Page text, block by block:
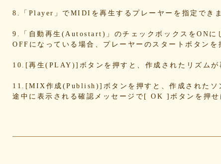
62a6327de0
628225f82f 52edae9aa8 18f5335287
a0d1cb27ad 89e6983403 8533fa9130 781846e9cb
4e887b24b9 3ead6ea83a 08f33c49f1 f03e2db100
77fab01bea 73468471cf 086bf9fcae f839ea6eb8
b6c669ff01 96e88e2e7c 73522421d7 542712bc73
4086a90e60 0823766053 ff7e40cee8 c883974f52
b656d3e82d ad6f7dcfc9 ac69c327de a7f6790d33
8.「Player」でMIDIを再生するプレーヤーを指定でき
9.「自動再生(Autostart)」のチェックボックスをONに
OFFになっている場合、プレーヤーのスタートボタンを
10.[再生(PLAY)]ボタンを押すと、作成されたリズムが
11.[MIX作成(Publish)]ボタンを押すと、作成されたソ
途中に表示される確認メッセージで[ OK ]ボタンを押せ